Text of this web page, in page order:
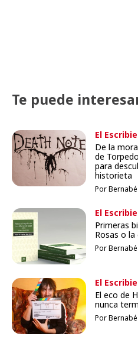
Te puede
El
De la
de
para
historieta
Por
El
Primeras
Rosas o
Por
El
El eco de
nunca
Por